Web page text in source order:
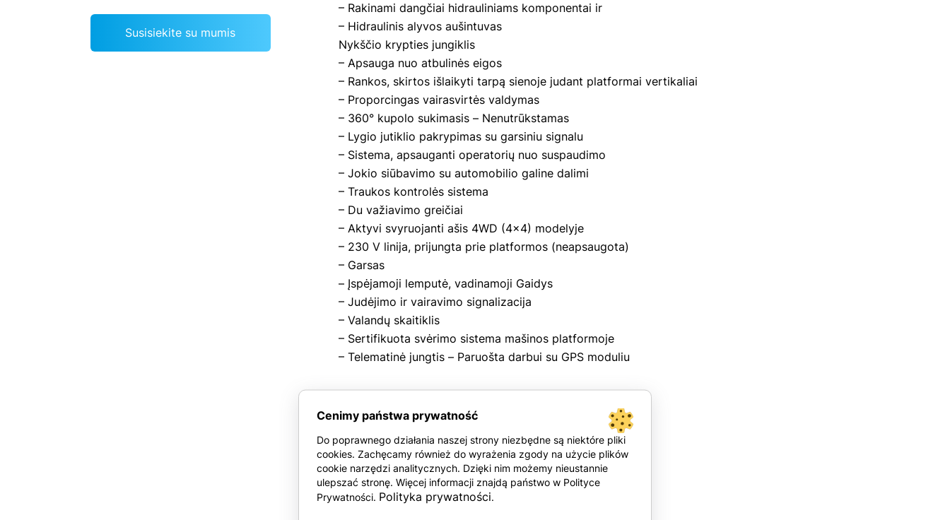
Susisiekite su mumis
– Rakinami dangčiai hidrauliniams komponentai ir
– Hidraulinis alyvos aušintuvas
Nykščio krypties jungiklis
– Apsauga nuo atbulinės eigos
– Rankos, skirtos išlaikyti tarpą sienoje judant platformai vertikaliai
– Proporcingas vairasvirtės valdymas
– 360° kupolo sukimasis – Nenutrūkstamas
– Lygio jutiklio pakrypimas su garsiniu signalu
– Sistema, apsauganti operatorių nuo suspaudimo
– Jokio siūbavimo su automobilio galine dalimi
– Traukos kontrolės sistema
– Du važiavimo greičiai
– Aktyvi svyruojanti ašis 4WD (4×4) modelyje
– 230 V linija, prijungta prie platformos (neapsaugota)
– Garsas
– Įspėjamoji lemputė, vadinamoji Gaidys
– Judėjimo ir vairavimo signalizacija
– Valandų skaitiklis
– Sertifikuota svėrimo sistema mašinos platformoje
– Telematinė jungtis – Paruošta darbui su GPS moduliu
Galia
– Avarinis maitinimas – 12V DC
– Duetz Stage IIIA turbodyzelinis 55 kW (74 AG)
– Duetz dyzelinis variklis 36 kW (48 AG)
– Įsiurbiamo oro šildytuvas
Cenimy państwa prywatność
Do poprawnego działania naszej strony niezbędne są niektóre pliki
cookies. Zachęcamy również do wyrażenia zgody na użycie plików
cookie narzędzi analitycznych. Dzięki nim możemy nieustannie
ulepszać stronę. Więcej informacji znajdą państwo w Polityce
Prywatności. Polityka prywatności.